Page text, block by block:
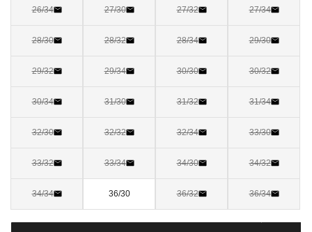
26/34 27/30 27/32 27/34
28/30 28/32 28/34 29/30
29/32 29/34 30/30 30/32
30/34 31/30 31/32 31/34
32/30 32/32 32/34 33/30
33/32 33/34 34/30 34/32
34/34 36/30 36/32 36/34